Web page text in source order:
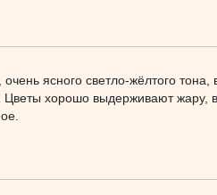
ясного светло-жёлтого тона,
хорошо выдерживают жару,